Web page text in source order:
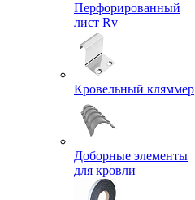
Перфорированный
лист Rv
Кровельный кляммер
Доборные элементы
для кровли